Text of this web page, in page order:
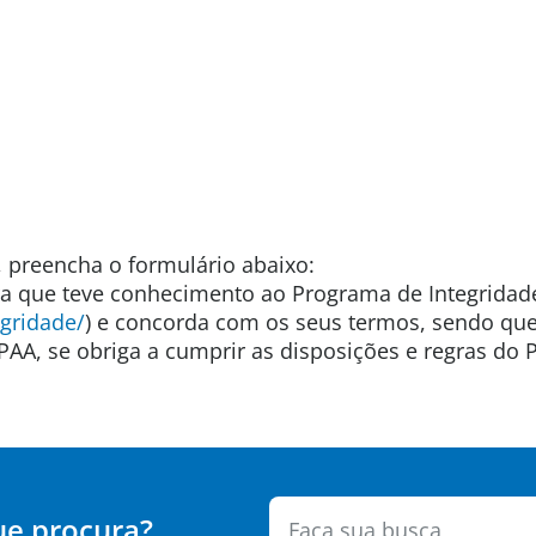
preencha o formulário abaixo:
que teve conhecimento ao Programa de
) e concorda com os seus termos, sendo
se obriga a cumprir as disposições e regras do